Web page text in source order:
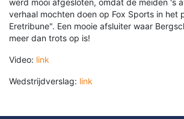
werd mooi afgesloten, omdat de meiden 's
verhaal mochten doen op Fox Sports in het
Eretribune". Een mooie afsluiter waar
meer dan trots op is!
Video: link
Wedstrijdverslag: link